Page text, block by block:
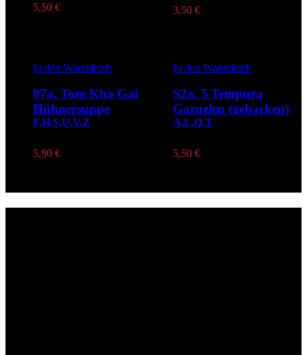
5,50 € 3,50 €
In den Warenkorb
07a. Tom Kha Gai
Hühnersuppe
F,H,S,U,V,Z
5,90 €
In den Warenkorb
S2a. 5 Tempura
Garnelen (gebacken)
A,L,Q,T
5,50 €